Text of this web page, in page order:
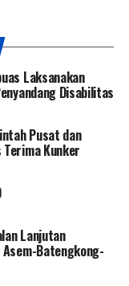
Laksanakan
Disabilitas
Pusat dan
Terima Kunker
Lanjutan
Asem-Batengkong-